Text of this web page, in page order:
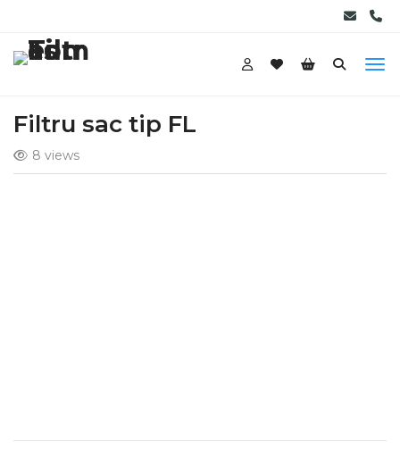
Filtru sac tip FL
8 views